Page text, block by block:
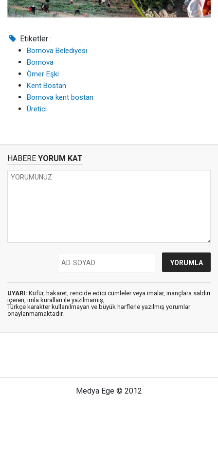
Etiketler :
Bornova Belediyesi
Bornova
Ömer Eşki
Kent Bostan
Bornova kent bostan
Üretici
HABERE YORUM KAT
UYARI: Küfür, hakaret, rencide edici cümleler veya imalar, inançlara saldırı
içeren, imla kuralları ile yazılmamış,
Türkçe karakter kullanılmayan ve büyük harflerle yazılmış yorumlar
onaylanmamaktadır.
Medya Ege © 2012